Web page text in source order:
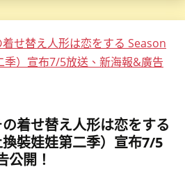
着せ替え人形は恋をする
裝娃娃第二季）宣布7/5
公開！